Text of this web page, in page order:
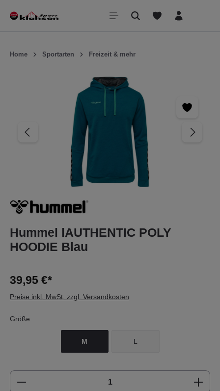
springen
Home Sportarten Freizeit & mehr
Hummel lAUTHENTIC POLY
HOODIE Blau
39,95 €*
Preise inkl. MwSt. zzgl. Versandkosten
Größe
M L
Produkt Anzahl: Gib den gewünschten